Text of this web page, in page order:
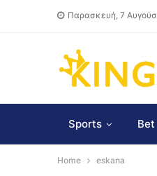
Παρασκευή, 7
Sports Bet
Home eskana